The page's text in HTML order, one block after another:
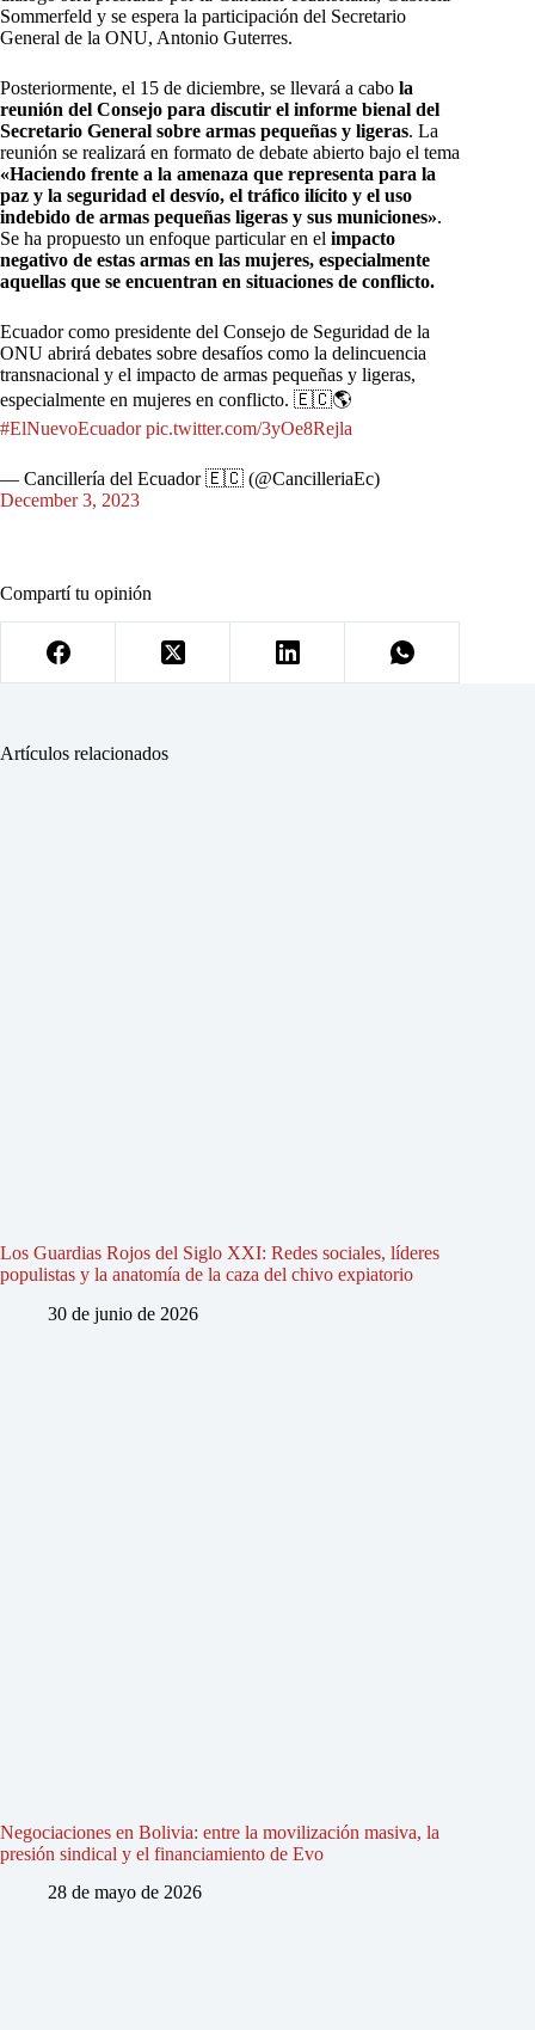
Sommerfeld y se espera la participación del Secretario
General de la ONU, Antonio Guterres.
Posteriormente, el 15 de diciembre, se llevará a cabo la
reunión del Consejo para discutir el informe bienal del
Secretario General sobre armas pequeñas y ligeras. La
reunión se realizará en formato de debate abierto bajo el tema
«Haciendo frente a la amenaza que representa para la
paz y la seguridad el desvío, el tráfico ilícito y el uso
indebido de armas pequeñas ligeras y sus municiones».
Se ha propuesto un enfoque particular en el impacto
negativo de estas armas en las mujeres, especialmente
aquellas que se encuentran en situaciones de conflicto.
Ecuador como presidente del Consejo de Seguridad de la
ONU abrirá debates sobre desafíos como la delincuencia
transnacional y el impacto de armas pequeñas y ligeras,
especialmente en mujeres en conflicto. 🇪🇨🌎
#ElNuevoEcuador pic.twitter.com/3yOe8Rejla
— Cancillería del Ecuador 🇪🇨 (@CancilleriaEc)
December 3, 2023
Compartí tu opinión
Artículos relacionados
Los Guardias Rojos del Siglo XXI: Redes sociales, líderes
populistas y la anatomía de la caza del chivo expiatorio
30 de junio de 2026
Negociaciones en Bolivia: entre la movilización masiva, la
presión sindical y el financiamiento de Evo
28 de mayo de 2026